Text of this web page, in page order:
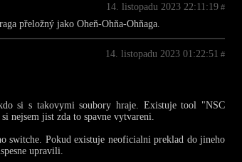
14. listopadu 2023 22:11:19 #
přeložný jako Oheň-Ohňa-Ohňaga.
14. listopadu 2023 01:22:51 #
si s takovymi soubory hraje. Existuje tool "NSC
nejsem jist zda to spavne vytvareni.
switche. Pokud existuje neoficialni preklad do jineho
upravili.